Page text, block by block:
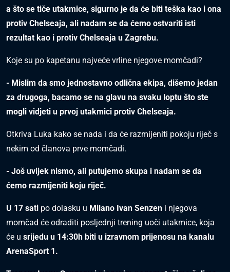
a što se tiče utakmice, sigurno je da će biti teška kao i ona
protiv Chelseaja, ali nadam se da ćemo ostvariti isti
rezultat kao i protiv Chelseaja u Zagrebu.
Koje su po kapetanu najveće vrline njegove momčadi?
- Mislim da smo jednostavno odlična ekipa, dišemo jedan
za drugoga, bacamo se na glavu na svaku loptu što ste
mogli vidjeti u prvoj utakmici protiv Chelseaja.
Otkriva Luka kako se nada i da će razmijeniti pokoju riječ s
nekim od članova prve momčadi.
- Još uvijek nismo, ali putujemo skupa i nadam se da
ćemo razmijeniti koju riječ.
U 17 sati po dolasku u Milano Ivan Senzen i njegova
momčad će odraditi posljednji trening uoči utakmice, koja
će u srijedu u 14:30h biti u izravnom prijenosu na kanalu
ArenaSport 1.